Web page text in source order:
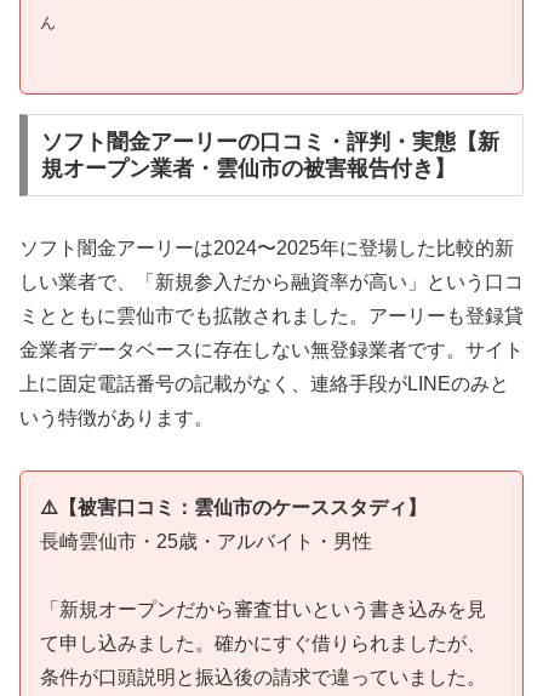
ん
ソフト闇金アーリーの口コミ・評判・実態【新
規オープン業者・雲仙市の被害報告付き】
ソフト闇金アーリーは2024〜2025年に登場した比較的新
しい業者で、「新規参入だから融資率が高い」という口コ
ミとともに雲仙市でも拡散されました。アーリーも登録貸
金業者データベースに存在しない無登録業者です。サイト
上に固定電話番号の記載がなく、連絡手段がLINEのみと
いう特徴があります。
⚠️【被害口コミ：雲仙市のケーススタディ】
長崎雲仙市・25歳・アルバイト・男性
「新規オープンだから審査甘いという書き込みを見
て申し込みました。確かにすぐ借りられましたが、
条件が口頭説明と振込後の請求で違っていました。